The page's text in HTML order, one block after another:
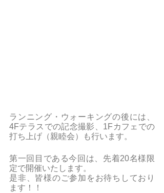
ランニング・ウォーキングの後には、
4Fテラスでの記念撮影、1Fカフェでの
打ち上げ（親睦会）も行います。
第一回目である今回は、先着20名様限
定で開催いたします。
是非、皆様のご参加をお待ちしており
ます！！